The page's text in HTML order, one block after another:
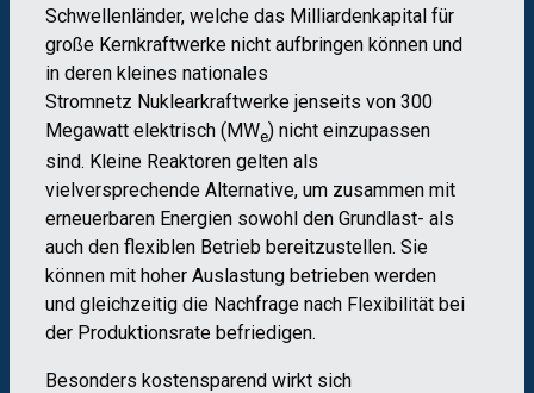
Schwellenländer, welche das Milliardenkapital für
große Kernkraftwerke nicht aufbringen können und
in deren kleines nationales
Stromnetz Nuklearkraftwerke jenseits von 300
Megawatt elektrisch (MWe) nicht einzupassen
sind. Kleine Reaktoren gelten als
vielversprechende Alternative, um zusammen mit
erneuerbaren Energien sowohl den Grundlast- als
auch den flexiblen Betrieb bereitzustellen. Sie
können mit hoher Auslastung betrieben werden
und gleichzeitig die Nachfrage nach Flexibilität bei
der Produktionsrate befriedigen.
Besonders kostensparend wirkt sich